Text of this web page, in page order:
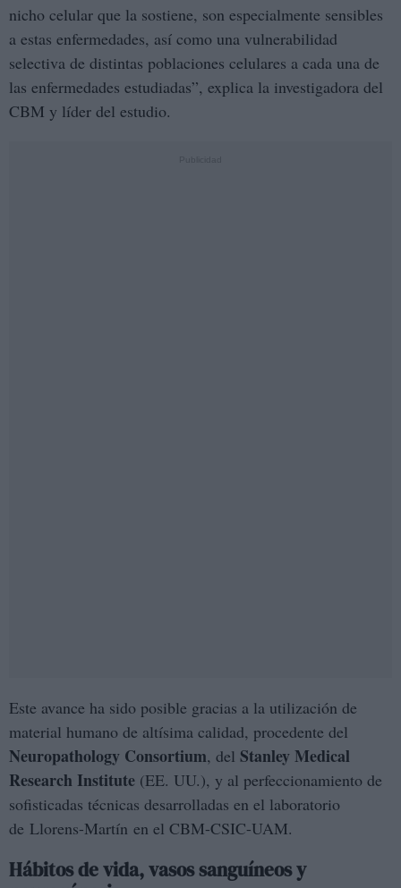
nicho celular que la sostiene, son especialmente sensibles
a estas enfermedades, así como una vulnerabilidad
selectiva de distintas poblaciones celulares a cada una de
las enfermedades estudiadas”, explica la investigadora del
CBM y líder del estudio.
Este avance ha sido posible gracias a la utilización de
material humano de altísima calidad, procedente del
Neuropathology Consortium, del Stanley Medical
Research Institute (EE. UU.), y al perfeccionamiento de
sofisticadas técnicas desarrolladas en el laboratorio
de Llorens-Martín en el CBM-CSIC-UAM.
Hábitos de vida, vasos sanguíneos y